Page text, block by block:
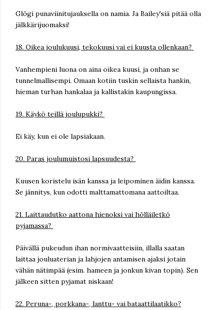
Glögi punaviinitujauksella on namia. Ja Bailey'siä pitää olla
jälkkärijuomaksi!
18. Oikea joulukuusi, tekokuusi vai ei kuusta ollenkaan?
Vanhempieni luona on aina oikea kuusi, ja onhan se
tunnelmallisempi. Omaan kotiin tuskin sellaista hankin,
hieman turhan hankalaa ja kallistakin kaupungissa.
19. Käykö teillä joulupukki?
Ei käy, kun ei ole lapsiakaan.
20. Paras joulumuistosi lapsuudesta?
Kuusen koristelu isän kanssa ja leipominen äidin kanssa.
Se jännitys, kun odotti malttamattomana aattoiltaa.
21. Laittaudutko aattona hienoksi vai hölläiletkö
pyjamassa?
Päivällä pukeudun ihan normivaatteisiin, illalla saatan
laittaa jouluaterian ja lahjojen antamisen ajaksi jotain
vähän nätimpää (esim. hameen ja jonkun kivan topin). Sen
jälkeen sitten pyjamat niskaan!
22. Peruna-, porkkana-, lanttu- vai bataattilaatikko?